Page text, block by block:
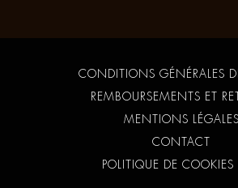
CONDITIONS GÉNÉRALES
REMBOURSEMENTS ET
MENTIONS LÉGALES
CONTACT
POLITIQUE DE COOKIES